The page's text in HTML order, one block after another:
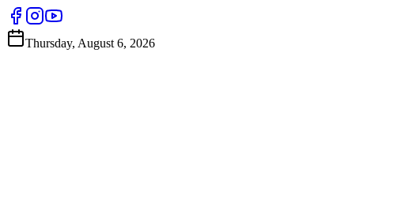
Thursday, August 6, 2026